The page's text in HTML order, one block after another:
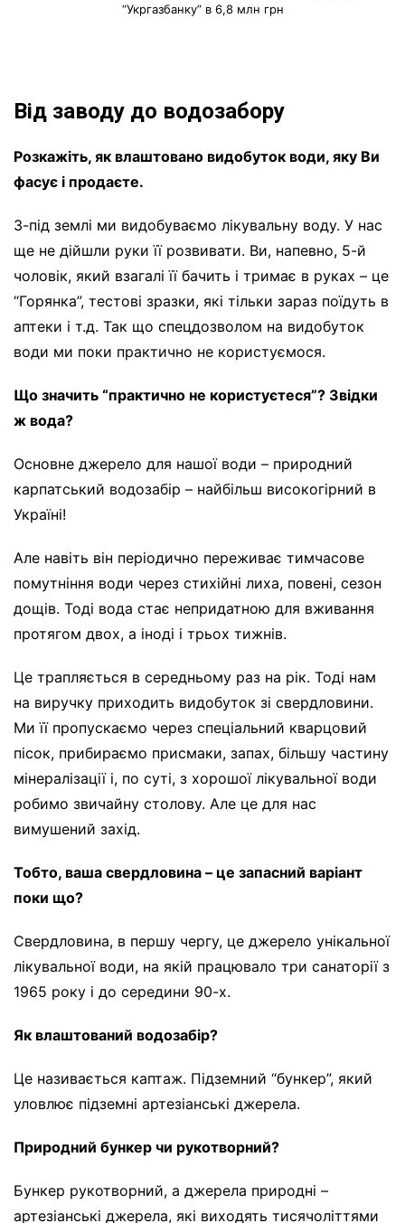
“Укргазбанку” в 6,8 млн грн
Від заводу до водозабору
Розкажіть, як влаштовано видобуток води, яку Ви
фасує і продаєте.
З-під землі ми видобуваємо лікувальну воду. У нас
ще не дійшли руки її розвивати. Ви, напевно, 5-й
чоловік, який взагалі її бачить і тримає в руках – це
“Горянка”, тестові зразки, які тільки зараз поїдуть в
аптеки і т.д. Так що спецдозволом на видобуток
води ми поки практично не користуємося.
Що значить “практично не користуєтеся”? Звідки
ж вода?
Основне джерело для нашої води – природний
карпатський водозабір – найбільш високогірний в
Україні!
Але навіть він періодично переживає тимчасове
помутніння води через стихійні лиха, повені, сезон
дощів. Тоді вода стає непридатною для вживання
протягом двох, а іноді і трьох тижнів.
Це трапляється в середньому раз на рік. Тоді нам
на виручку приходить видобуток зі свердловини.
Ми її пропускаємо через спеціальний кварцовий
пісок, прибираємо присмаки, запах, більшу частину
мінералізації і, по суті, з хорошої лікувальної води
робимо звичайну столову. Але це для нас
вимушений захід.
Тобто, ваша свердловина – це запасний варіант
поки що?
Свердловина, в першу чергу, це джерело унікальної
лікувальної води, на якій працювало три санаторії з
1965 року і до середини 90-х.
Як влаштований водозабір?
Це називається каптаж. Підземний “бункер”, який
уловлює підземні артезіанські джерела.
Природний бункер чи рукотворний?
Бункер рукотворний, а джерела природні –
артезіанські джерела, які виходять тисячоліттями